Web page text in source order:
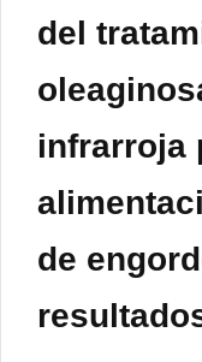
del
infrarroja
de